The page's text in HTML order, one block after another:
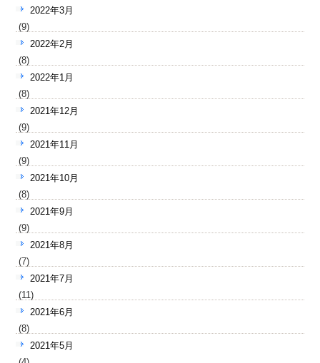
2022年3月
(9)
2022年2月
(8)
2022年1月
(8)
2021年12月
(9)
2021年11月
(9)
2021年10月
(8)
2021年9月
(9)
2021年8月
(7)
2021年7月
(11)
2021年6月
(8)
2021年5月